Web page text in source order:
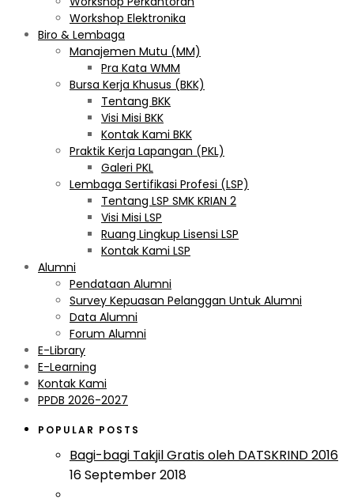
Workshop Elektronika
Biro & Lembaga
Manajemen Mutu (MM)
Pra Kata WMM
Bursa Kerja Khusus (BKK)
Tentang BKK
Visi Misi BKK
Kontak Kami BKK
Praktik Kerja Lapangan (PKL)
Galeri PKL
Lembaga Sertifikasi Profesi (LSP)
Tentang LSP SMK KRIAN 2
Visi Misi LSP
Ruang Lingkup Lisensi LSP
Kontak Kami LSP
Alumni
Pendataan Alumni
Survey Kepuasan Pelanggan Untuk Alumni
Data Alumni
Forum Alumni
E-Library
E-Learning
Kontak Kami
PPDB 2026-2027
POPULAR POSTS
Bagi-bagi Takjil Gratis oleh DATSKRIND 2016
16 September 2018